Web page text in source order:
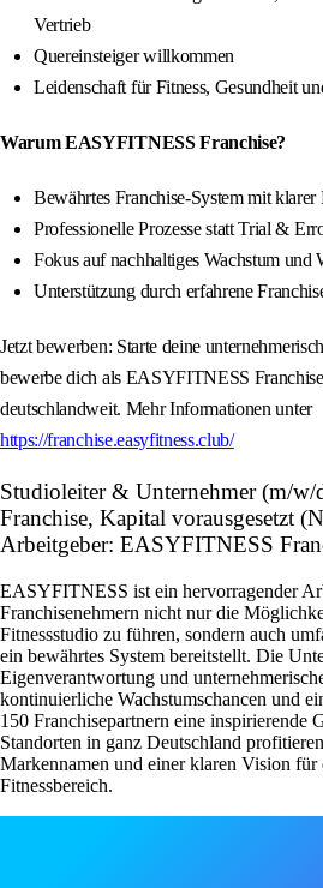
Vertrieb
Quereinsteiger willkommen
Leidenschaft für Fitness, Gesundheit
Warum EASYFITNESS Franchise?
Bewährtes Franchise-System mit
Professionelle Prozesse statt Trial &
Fokus auf nachhaltiges Wachstum und
Unterstützung durch erfahrene
Jetzt bewerben: Starte deine
bewerbe dich als EASYFITNESS
deutschlandweit. Mehr Informationen unter
https://franchise.easyfitness.club/
Studioleiter & Unternehmer (m/w/
Franchise, Kapital vorausgesetzt
Arbeitgeber: EASYFITNESS
EASYFITNESS ist ein hervorragender
Franchisenehmern nicht nur die
Fitnessstudio zu führen, sondern auch
ein bewährtes System bereitstellt. Die
Eigenverantwortung und
kontinuierliche Wachstumschancen und
150 Franchisepartnern eine inspirierende
Standorten in ganz Deutschland
Markennamen und einer klaren Vision
Fitnessbereich.